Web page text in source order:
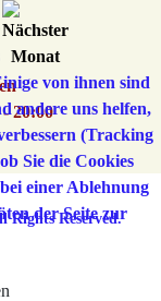
20:00
Rights Reserved.
von ihnen sind
andere uns helfen,
(Tracking
Sie die Cookies
einer Ablehnung
der Seite zur